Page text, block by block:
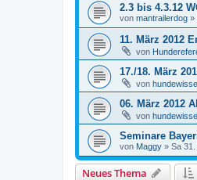
2.3 bis 4.3.12
von mantrailerdog »
11. März 2012
von
17./18. März
von
06. März 2012
von
Seminare
von Maggy » Sa
Neues Thema